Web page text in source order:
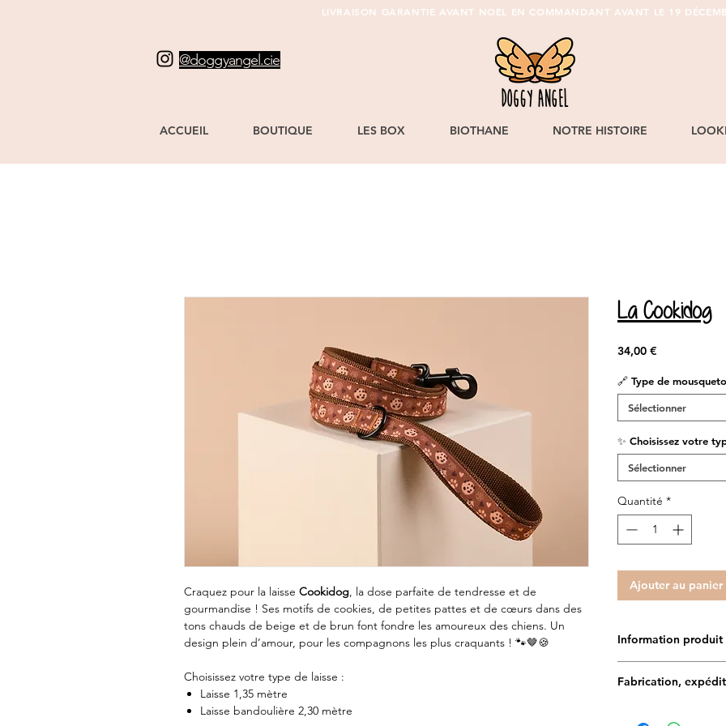
LIVRAISON GARANTIE AVANT NOEL EN COMMANDANT AVANT LE 19
@doggyangel.cie
ACCUEIL BOUTIQUE LES BOX BIOTHANE NOTRE HISTOIRE
Craquez pour la laisse Cookidog, la dose parfaite de tendresse et de
gourmandise ! Ses motifs de cookies, de petites pattes et de cœurs dans des
tons chauds de beige et de brun font fondre les amoureux des chiens. Un
design plein d’amour, pour les compagnons les plus craquants ! 🐾🤎🍪
Choisissez votre type de laisse :
Laisse 1,35 mètre
Laisse bandoulière 2,30 mètre
La Cookidog
34,00 €
🔗 Type de
Sélectionner
✨ Choisissez votre
Sélectionner
Quantité *
Ajouter au panier
Information produit
matériaux. Testés et
Fabrication,